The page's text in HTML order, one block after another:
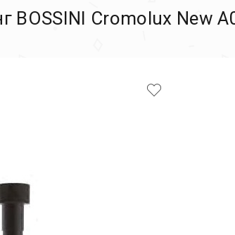
BOSSINI Cromolux New